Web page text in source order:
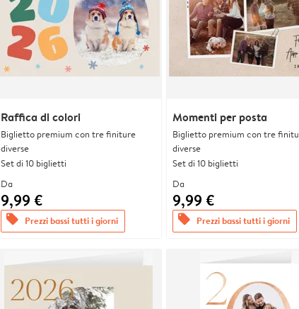
Raffica di colori
Biglietto premium con tre finiture
diverse
Set di 10 biglietti
Da
9,99 €
offers Prezzi bassi tutti i giorni
Momenti per posta
Biglietto premium con tre
diverse
Set di 10 biglietti
Da
9,99 €
offers Prezzi bassi tutti i giorni